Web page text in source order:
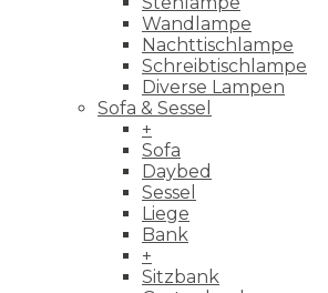
Wandlampe
Nachttischlampe
Schreibtischlampe
Diverse Lampen
Sofa & Sessel
+
Sofa
Daybed
Sessel
Liege
Bank
+
Sitzbank